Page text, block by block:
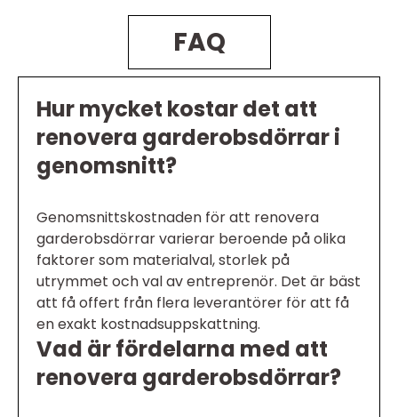
FAQ
Hur mycket kostar det att
renovera garderobsdörrar i
genomsnitt?
Genomsnittskostnaden för att renovera
garderobsdörrar varierar beroende på olika
faktorer som materialval, storlek på
utrymmet och val av entreprenör. Det är bäst
att få offert från flera leverantörer för att få
en exakt kostnadsuppskattning.
Vad är fördelarna med att
renovera garderobsdörrar?